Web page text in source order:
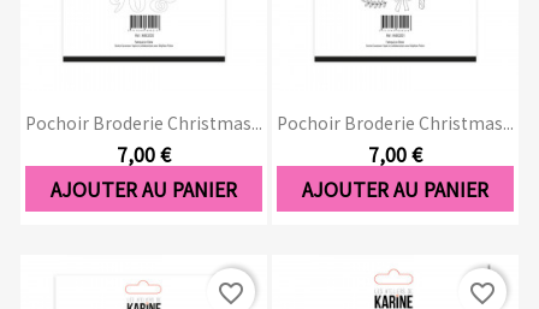
Pochoir Broderie Christmas...
7,00 €
AJOUTER AU PANIER
Pochoir Broderie Christmas...
7,00 €
AJOUTER AU PANIER
favorite_border favorite_border